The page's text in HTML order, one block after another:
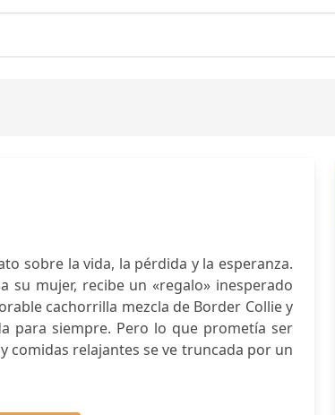
sobre la vida, la pérdida y la esperanza.
su mujer, recibe un «regalo» inesperado
cachorrilla mezcla de Border Collie y
para siempre. Pero lo que prometía ser
comidas relajantes se ve truncada por un